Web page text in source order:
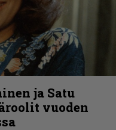
ja Satu
vuoden